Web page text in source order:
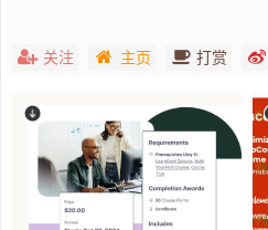
关注 主页 打赏